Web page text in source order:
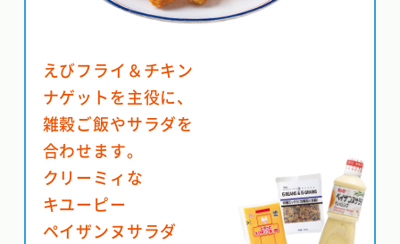
えびフライ＆チキン
ナゲットを主役に、
雑穀ご飯やサラダを
合わせます。
クリーミィな
キユーピー
ペイザンヌサラダ